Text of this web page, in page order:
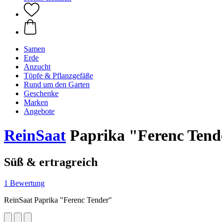
Samen
Erde
Anzucht
Töpfe & Pflanzgefäße
Rund um den Garten
Geschenke
Marken
Angebote
ReinSaat Paprika "Ferenc
Süß & ertragreich
1 Bewertung
ReinSaat Paprika "Ferenc Tender"